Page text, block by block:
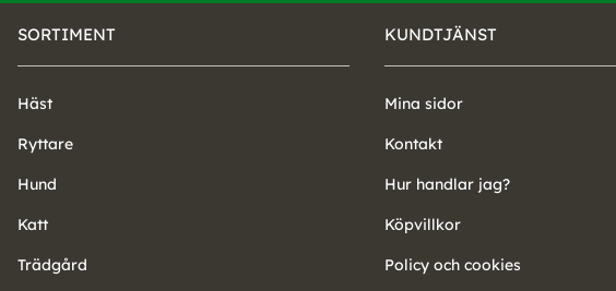
SORTIMENT
Häst
Ryttare
Hund
Katt
Trädgård
KUNDTJÄNST
Mina sidor
Kontakt
Hur handlar jag?
Köpvillkor
Policy och cookies